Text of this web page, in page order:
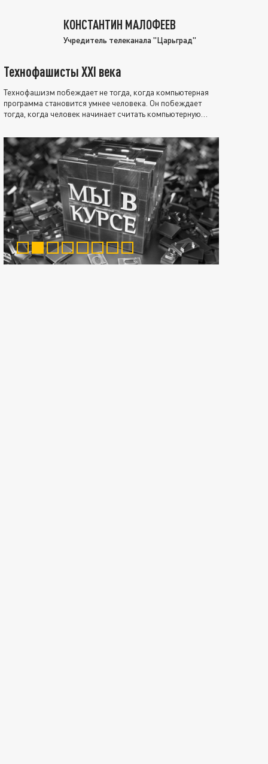
КОНСТАНТИН МАЛОФЕЕВ
Учредитель телеканала "Царьград"
Технофашисты XXI века
Технофашизм побеждает не тогда, когда компьютерная
программа становится умнее человека. Он побеждает
тогда, когда человек начинает считать компьютерную